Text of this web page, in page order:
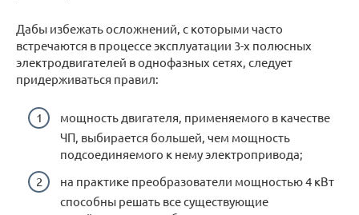
Дабы избежать осложнений, с которыми часто
встречаются в процессе эксплуатации 3-х полюсных
электродвигателей в однофазных сетях, следует
придерживаться правил:
мощность двигателя, применяемого в качестве
ЧП, выбирается большей, чем мощность
подсоединяемого к нему электропривода;
на практике преобразователи мощностью 4 кВт
способны решать все существующие